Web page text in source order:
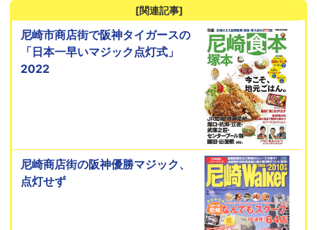
[関連記事]
尼崎市商店街で阪神タイガースの
「日本一早いマジック点灯式」
2022
尼崎商店街の阪神優勝マジック、
点灯せず